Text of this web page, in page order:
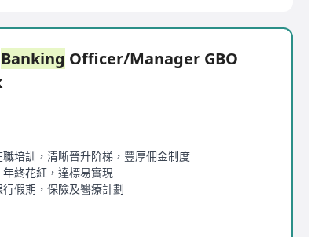
Banking Officer/Manager GBO
培訓，清晰晉升阶梯，豐厚佣金制度
終花紅，達標易實現
假期，保險及醫療計劃